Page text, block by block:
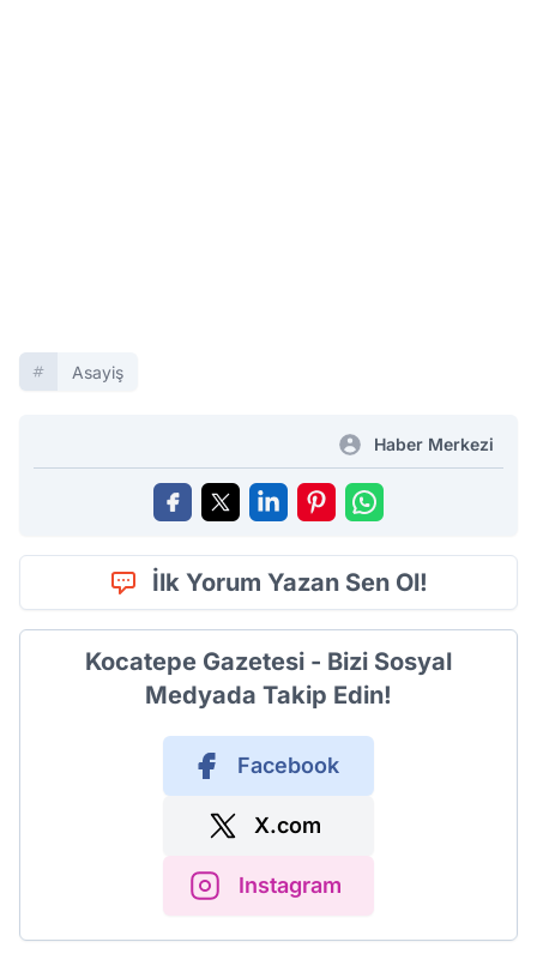
Asayiş
Haber Merkezi
İlk Yorum Yazan Sen Ol!
Kocatepe Gazetesi - Bizi Sosyal
Medyada Takip Edin!
Facebook
X.com
Instagram